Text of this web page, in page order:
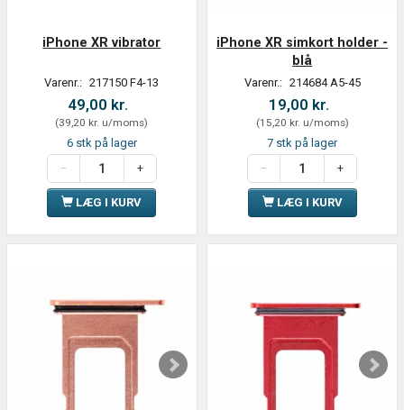
iPhone XR vibrator
Varenr.: 217150 F4-13
49,00 kr.
(39,20 kr. u/moms)
6 stk på lager
LÆG I KURV
iPhone XR simkort holder -
blå
Varenr.: 214684 A5-45
19,00 kr.
(15,20 kr. u/moms)
7 stk på lager
LÆG I KURV